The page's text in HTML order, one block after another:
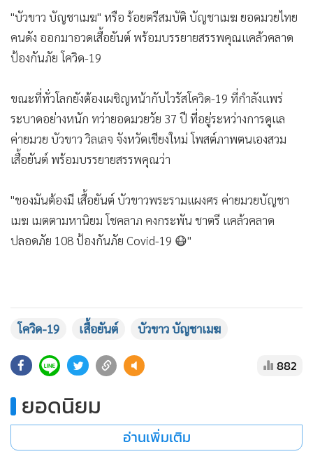
จีน
ชุมชน-คุณภาพชีวิต
• อาชญากรรม
• เกม
• วิทยาศาสตร์
• SMEs
• หุ้น
• กองทุนรวม
• Celeb Online
• Factcheck
• Gotomanager
"บัวขาว บัญชาเมฆ" หรือ ร้อยตรีสมบัติ บัญชาเมฆ ยอดมวยไทย
คนดัง ออกมาอวดเสื้อยันต์ พร้อมบรรยายสรรพคุณแคล้วคลาด
ป้องกันภัย โควิด-19
ขณะที่ทั่วโลกยังต้องเผชิญหน้ากับไวรัสโควิด-19 ที่กำลังแพร่
ระบาดอย่างหนัก ทว่ายอดมวยวัย 37 ปี ที่อยู่ระหว่างการดูแล
ค่ายมวย บัวขาว วิลเลจ จังหวัดเชียงใหม่ โพสต์ภาพตนเองสวม
เสื้อยันต์ พร้อมบรรยายสรรพคุณว่า
"ของมันต้องมี เสื้อยันต์ บัวขาวพระรามแผงศร ค่ายมวยบัญชา
เมฆ เมตตามหานิยม โชคลาภ คงกระพัน ชาตรี แคล้วคลาด
ปลอดภัย 108 ป้องกันภัย Covid-19 😷"
โควิด-19 เสื้อยันต์ บัวขาว บัญชาเมฆ
882
ยอดนิยม
อ่านเพิ่มเติม